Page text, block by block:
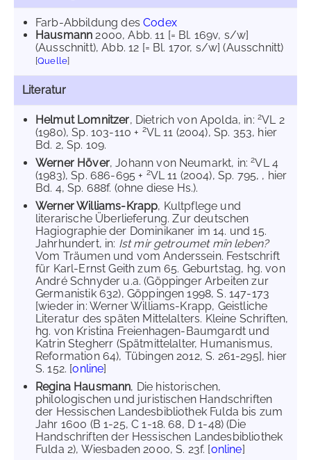
Farb-Abbildung desCodex
Hausmann 2000, Abb. 11 [= Bl. 169v, s/w]
(Ausschnitt), Abb. 12 [= Bl. 170r, s/w] (Ausschnitt)
[Quelle]
Literatur
Helmut Lomnitzer, Dietrich von Apolda, in: 2VL 2
(1980), Sp. 103-110 + 2VL 11 (2004), Sp. 353, hier
Bd. 2, Sp. 109.
Werner Höver, Johann von Neumarkt, in:2VL 4
(1983), Sp. 686-695 + 2VL 11 (2004), Sp. 795, , hier
Bd. 4, Sp. 688f. (ohne diese Hs.).
Werner Williams-Krapp, Kultpflege und
literarische Überlieferung. Zur deutschen
Hagiographie der Dominikaner im 14. und 15.
Jahrhundert, in: Ist mir getroumet mîn leben?
Vom Träumen und vom Anderssein. Festschrift
für Karl-Ernst Geith zum 65. Geburtstag, hg. von
André Schnyder u.a. (Göppinger Arbeiten zur
Germanistik 632), Göppingen 1998, S. 147-173
[wieder in: Werner Williams-Krapp, Geistliche
Literatur des späten Mittelalters. Kleine Schriften,
hg. von Kristina Freienhagen-Baumgardt und
Katrin Stegherr (Spätmittelalter, Humanismus,
Reformation 64), Tübingen 2012, S. 261-295], hier
S. 152. [online]
Regina Hausmann, Die historischen,
philologischen und juristischen Handschriften
der Hessischen Landesbibliothek Fulda bis zum
Jahr 1600 (B 1-25, C 1-18. 68, D 1-48) (Die
Handschriften der Hessischen Landesbibliothek
Fulda 2), Wiesbaden 2000, S. 23f. [online]